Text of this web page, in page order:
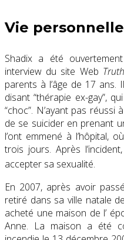
Vie personnelle
Shadix a été
interview du site Web
parents à l’âge de 17 ans.
disant “thérapie ex-gay”,
“choc”. N’ayant pas réussi
de se suicider en prenant
l’ont emmené à l’hôpital,
trois jours. Après
accepter sa sexualité.
En 2007, après avoir
retiré dans sa ville natale
acheté une maison de l’
Anne. La maison a été